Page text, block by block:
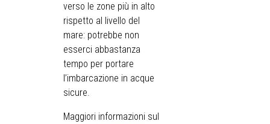
verso le zone più in alto
rispetto al livello del
mare: potrebbe non
esserci abbastanza
tempo per portare
l’imbarcazione in acque
sicure.
Maggiori informazioni sul